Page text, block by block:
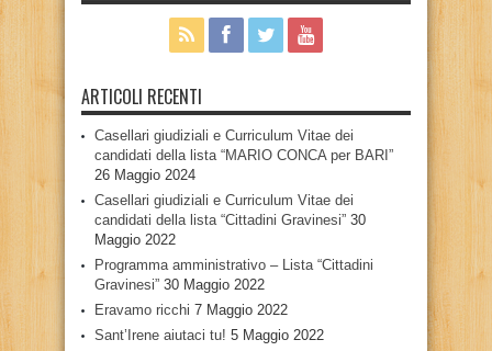
ARTICOLI RECENTI
Casellari giudiziali e Curriculum Vitae dei
candidati della lista “MARIO CONCA per BARI”
26 Maggio 2024
Casellari giudiziali e Curriculum Vitae dei
candidati della lista “Cittadini Gravinesi” 30
Maggio 2022
Programma amministrativo – Lista “Cittadini
Gravinesi” 30 Maggio 2022
Eravamo ricchi 7 Maggio 2022
Sant’Irene aiutaci tu! 5 Maggio 2022